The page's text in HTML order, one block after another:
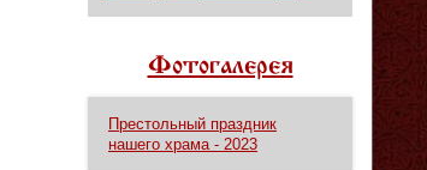
Фотогалерея
Престольный праздник
нашего храма - 2023